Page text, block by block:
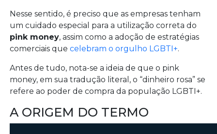
Nesse sentido, é preciso que as empresas tenham
um cuidado especial para a utilização correta do
pink money, assim como a adoção de estratégias
comerciais que celebram o orgulho LGBTI+.
Antes de tudo, nota-se a ideia de que o pink
money, em sua tradução literal, o “dinheiro rosa” se
refere ao poder de compra da população LGBTI+.
A ORIGEM DO TERMO